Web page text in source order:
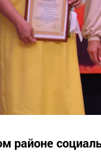
районе